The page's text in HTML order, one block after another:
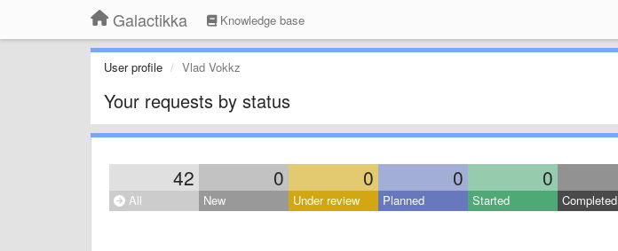
Galactikka Knowledge base
User profile Vlad Vokkz
Your requests by status
42 0 0 0 0
All New Under review Planned Started Completed